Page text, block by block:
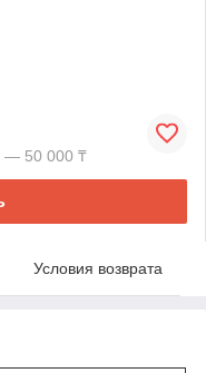
— 50 000 ₸
Условия возврата